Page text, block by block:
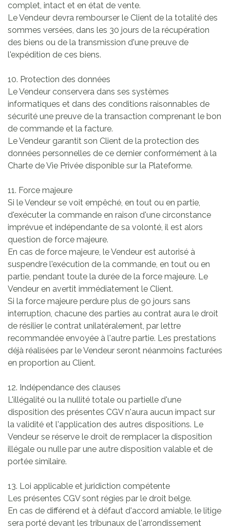
complet, intact et en état de vente.
Le Vendeur devra rembourser le Client de la totalité des
sommes versées, dans les 30 jours de la récupération
des biens ou de la transmission d'une preuve de
l'expédition de ces biens.
10. Protection des données
Le Vendeur conservera dans ses systèmes
informatiques et dans des conditions raisonnables de
sécurité une preuve de la transaction comprenant le bon
de commande et la facture.
Le Vendeur garantit son Client de la protection des
données personnelles de ce dernier conformément à la
Charte de Vie Privée disponible sur la Plateforme.
11. Force majeure
Si le Vendeur se voit empêché, en tout ou en partie,
d'exécuter la commande en raison d'une circonstance
imprévue et indépendante de sa volonté, il est alors
question de force majeure.
En cas de force majeure, le Vendeur est autorisé à
suspendre l'exécution de la commande, en tout ou en
partie, pendant toute la durée de la force majeure. Le
Vendeur en avertit immédiatement le Client.
Si la force majeure perdure plus de 90 jours sans
interruption, chacune des parties au contrat aura le droit
de résilier le contrat unilatéralement, par lettre
recommandée envoyée à l'autre partie. Les prestations
déjà réalisées par le Vendeur seront néanmoins facturées
en proportion au Client.
12. Indépendance des clauses
L'illégalité ou la nullité totale ou partielle d'une
disposition des présentes CGV n'aura aucun impact sur
la validité et l'application des autres dispositions. Le
Vendeur se réserve le droit de remplacer la disposition
illégale ou nulle par une autre disposition valable et de
portée similaire.
13. Loi applicable et juridiction compétente
Les présentes CGV sont régies par le droit belge.
En cas de différend et à défaut d'accord amiable, le litige
sera porté devant les tribunaux de l'arrondissement